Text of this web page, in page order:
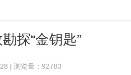
探“金钥匙”
| 浏览量：92783